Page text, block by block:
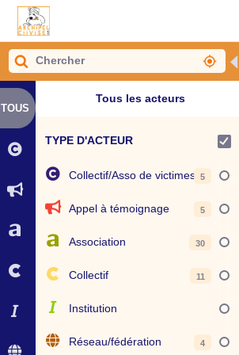
◀
TOUS
Tous les acteurs
TYPE D'ACTEUR
Collectif/Asso de victimes 5
Appel à témoignage 5
Association 30
Collectif 11
Institution
Réseau/fédération 4